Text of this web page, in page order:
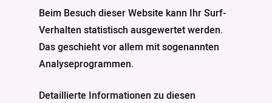
Beim Besuch dieser Website kann Ihr Surf-
Verhalten statistisch ausgewertet werden.
Das geschieht vor allem mit sogenannten
Analyseprogrammen.
Detaillierte Informationen zu diesen